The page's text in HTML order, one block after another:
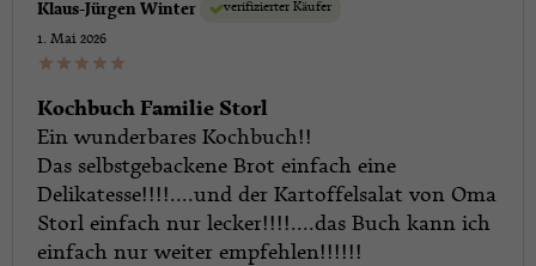
Klaus-Jürgen Winter verifizierter Käufer
1. Mai 2026
Kochbuch Familie Storl
Ein wunderbares Kochbuch!!
Das selbstgebackene Brot einfach eine
Delikatesse!!!!....und der Kartoffelsalat von Oma
Storl einfach nur lecker!!!!....das Buch kann ich
einfach nur weiter empfehlen!!!!!!